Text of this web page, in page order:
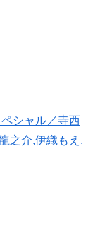
シャル／寺西
之介,伊織もえ,